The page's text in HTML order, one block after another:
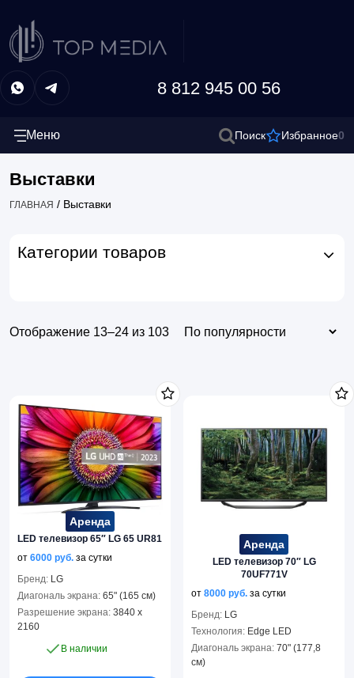
8 812 945 00 56
Меню Поиск Избранное0
Выставки
ГЛАВНАЯ / Выставки
Категории товаров
Отображение 13–24 из 103
Аренда
LED телевизор 65″ LG 65 UR81
от 6000 руб. за сутки
Бренд: LG
Диагональ экрана: 65" (165 см)
Разрешение экрана: 3840 x
2160
В наличии
Аренда
LED телевизор 70″ LG
70UF771V
от8000руб. за сутки
Бренд: LG
Технология: Edge LED
Диагональ экрана: 70" (177,8
см)